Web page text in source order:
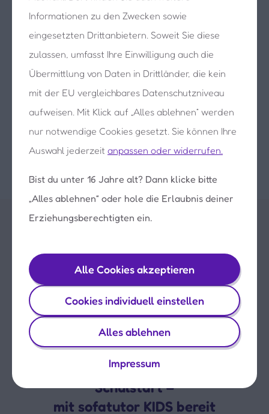
Informationen zu den Zwecken sowie
eingesetzten Drittanbietern. Soweit Sie diese
zulassen, umfasst Ihre Einwilligung auch die
Übermittlung von Daten in Drittländer, die kein
mit der EU vergleichbares Datenschutzniveau
aufweisen. Mit Klick auf „Alles ablehnen“ werden
nur notwendige Cookies gesetzt. Sie können Ihre
Auswahl jederzeit anpassen oder widerrufen.
Bist du unter 16 Jahre alt? Dann klicke bitte
„Alles ablehnen“ oder hole die Erlaubnis deiner
Erziehungsberechtigten ein.
Alles ablehnen
Cookies individuell einstellen
Alle Cookies akzeptieren
Impressum
Mehr erfahren
oder in der App
NEU
Schulstart –
mit sofatutor KIDS bereit